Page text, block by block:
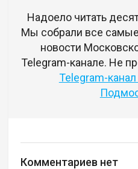
Надоело читать
Мы собрали все
новости
Telegram-канале. Не
Telegram-
Комментариев нет